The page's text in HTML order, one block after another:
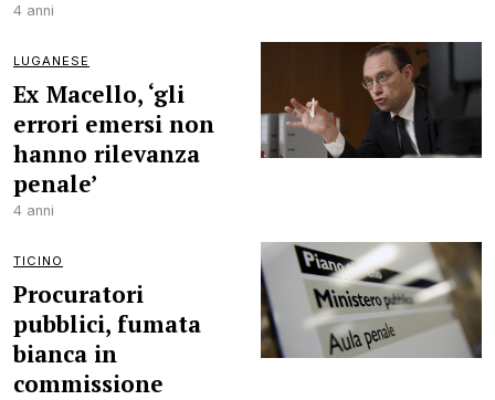
4 anni
LUGANESE
Ex Macello, ‘gli
errori emersi non
hanno rilevanza
penale’
4 anni
TICINO
Procuratori
pubblici, fumata
bianca in
commissione